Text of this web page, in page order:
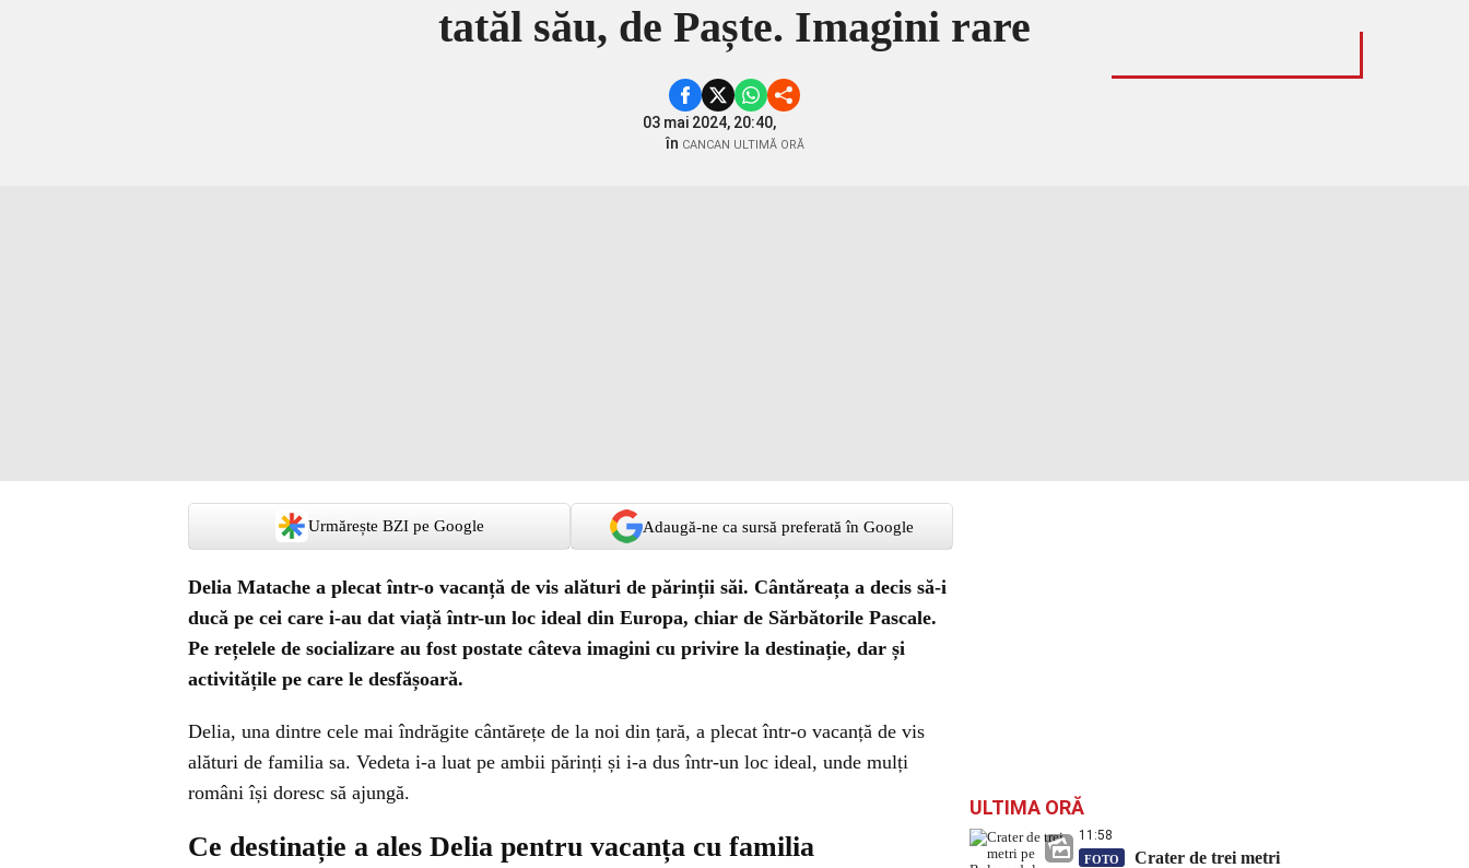
tatăl său, de Paște. Imagini rare
03 mai 2024, 20:40,
în CANCAN ULTIMĂ ORĂ
Urmărește BZI pe Google Adaugă-ne ca sursă preferată în Google
Delia Matache a plecat într-o vacanță de vis alături de părinții săi. Cântăreața a decis să-i
ducă pe cei care i-au dat viață într-un loc ideal din Europa, chiar de Sărbătorile Pascale.
Pe rețelele de socializare au fost postate câteva imagini cu privire la destinație, dar și
activitățile pe care le desfășoară.
Delia, una dintre cele mai îndrăgite cântărețe de la noi din țară, a plecat într-o vacanță de vis
alături de familia sa. Vedeta i-a luat pe ambii părinți și i-a dus într-un loc ideal, unde mulți
români își doresc să ajungă.
Ce destinație a ales Delia pentru vacanța cu familia
ULTIMA ORĂ
11:58
FOTO
Crater de trei metri